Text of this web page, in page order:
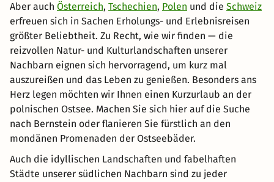
Aber auch Österreich, Tschechien, Polen und die Schweiz
erfreuen sich in Sachen Erholungs- und Erlebnisreisen
größter Beliebtheit. Zu Recht, wie wir finden — die
reizvollen Natur- und Kulturlandschaften unserer
Nachbarn eignen sich hervorragend, um kurz mal
auszureißen und das Leben zu genießen. Besonders ans
Herz legen möchten wir Ihnen einen Kurzurlaub an der
polnischen Ostsee. Machen Sie sich hier auf die Suche
nach Bernstein oder flanieren Sie fürstlich an den
mondänen Promenaden der Ostseebäder.
Auch die idyllischen Landschaften und fabelhaften
Städte unserer südlichen Nachbarn sind zu jeder